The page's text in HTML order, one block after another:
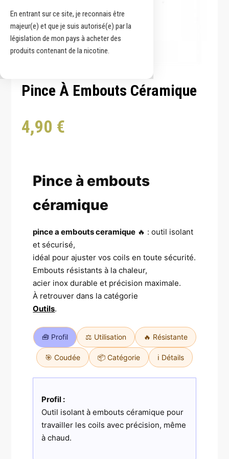
En entrant sur ce site, je reconnais être
majeur(e) et que je suis autorisé(e) par la
législation de mon pays à acheter des
produits contenant de la nicotine.
Pince À Embouts Céramique
4,90 €
Pince à embouts
céramique
pince a embouts ceramique 🔥 : outil isolant
et sécurisé,
idéal pour ajuster vos coils en toute sécurité.
Embouts résistants à la chaleur,
acier inox durable et précision maximale.
À retrouver dans la catégorie
Outils.
🧰 Profil ⚖️ Utilisation 🔥 Résistante
🎯 Coudée 📦 Catégorie ℹ️ Détails
Profil :
Outil isolant à embouts céramique pour
travailler les coils avec précision, même
à chaud.